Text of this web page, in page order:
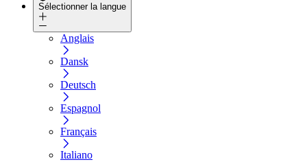
Sélectionner la langue
Anglais
Dansk
Deutsch
Espagnol
Français
Italiano